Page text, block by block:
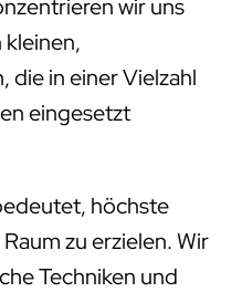
wir uns
die in einer Vielzahl
eingesetzt
höchste
zu erzielen. Wir
Techniken und